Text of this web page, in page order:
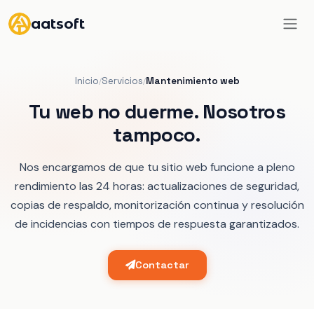
aatsoft
Inicio/Servicios/Mantenimiento web
Tu web no duerme. Nosotros
tampoco.
Nos encargamos de que tu sitio web funcione a pleno
rendimiento las 24 horas: actualizaciones de seguridad,
copias de respaldo, monitorización continua y resolución
de incidencias con tiempos de respuesta garantizados.
Contactar